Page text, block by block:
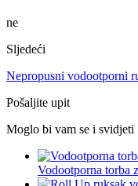
ne
Sljedeći
Nepropusni vodootporni
Pošaljite upit
Moglo bi vam se i svidjeti
Vodootporna torba